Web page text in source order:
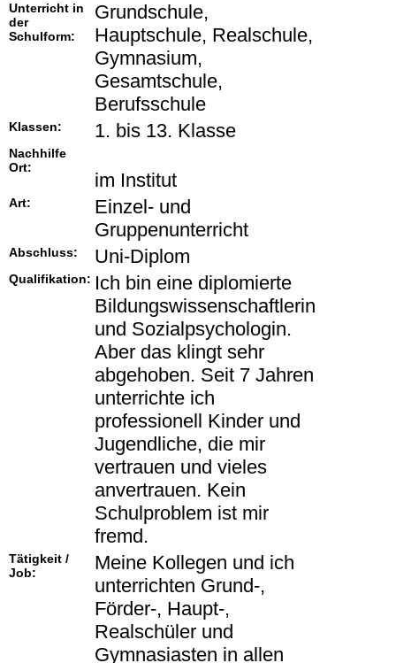
Unterricht in
der
Schulform:
Grundschule,
Hauptschule, Realschule,
Gymnasium,
Gesamtschule,
Berufsschule
Klassen: 1. bis 13. Klasse
Nachhilfe
Ort:
im Institut
Art:
Einzel- und
Gruppenunterricht
Abschluss: Uni-Diplom
Qualifikation: Ich bin eine diplomierte
Bildungswissenschaftlerin
und Sozialpsychologin.
Aber das klingt sehr
abgehoben. Seit 7 Jahren
unterrichte ich
professionell Kinder und
Jugendliche, die mir
vertrauen und vieles
anvertrauen. Kein
Schulproblem ist mir
fremd.
Tätigkeit /
Job:
Meine Kollegen und ich
unterrichten Grund-,
Förder-, Haupt-,
Realschüler und
Gymnasiasten in allen